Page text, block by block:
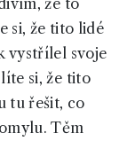
že to
si, že tito lidé
vystřílel svoje
si, že tito
tu řešit, co
Těm